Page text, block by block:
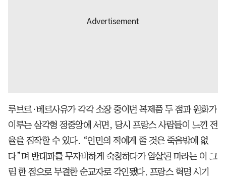
루브르·베르사유가 각각 소장 중이던 복제품 두 점과 원화가
이루는 삼각형 정중앙에 서면, 당시 프랑스 사람들이 느낀 전
율을 짐작할 수 있다. “인민의 적에게 줄 것은 죽음밖에 없
다”며 반대파를 무자비하게 숙청하다가 암살된 마라는 이 그
림 한 점으로 무결한 순교자로 각인됐다. 프랑스 혁명 시기